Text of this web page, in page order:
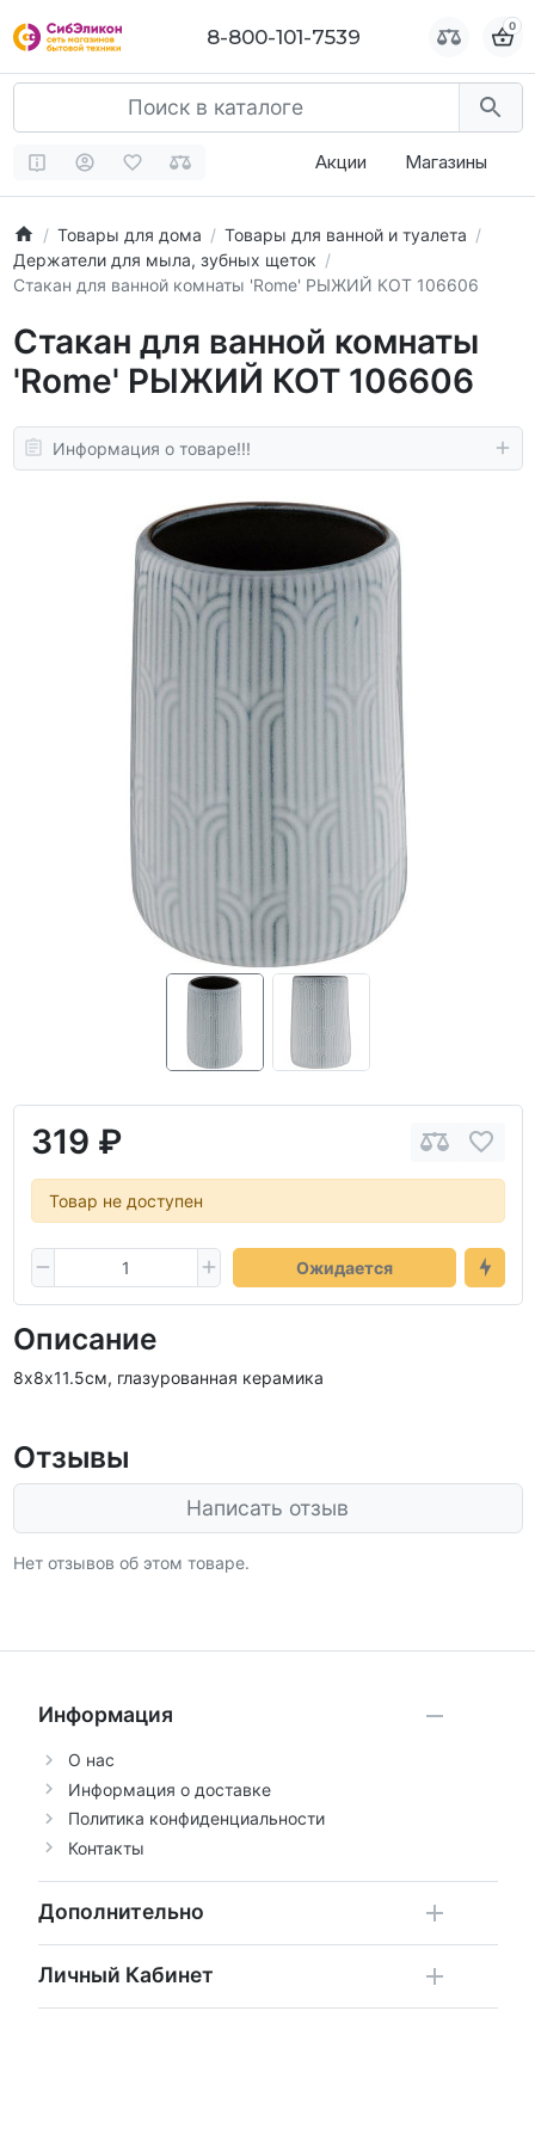
8-800-101-7539 0
Акции Магазины
Товары для дома
Товары для ванной и туалета
Держатели для мыла, зубных щеток
Стакан для ванной комнаты 'Rome' РЫЖИЙ КОТ 106606
Стакан для ванной комнаты
'Rome' РЫЖИЙ КОТ 106606
Информация о товаре!!!
319 ₽
Товар не доступен
Ожидается
Описание
8х8х11.5см, глазурованная керамика
Отзывы
Написать отзыв
Нет отзывов об этом товаре.
Информация
О нас
Информация о доставке
Политика конфиденциальности
Контакты
Дополнительно
Личный Кабинет
8-800-101-7539 0